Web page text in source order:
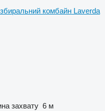
комбайн Laverda
захвату 6 м